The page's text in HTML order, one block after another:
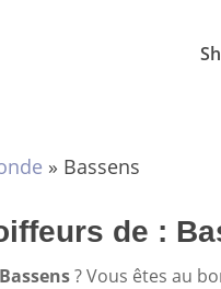
» Bassens
de :
? Vous êtes au